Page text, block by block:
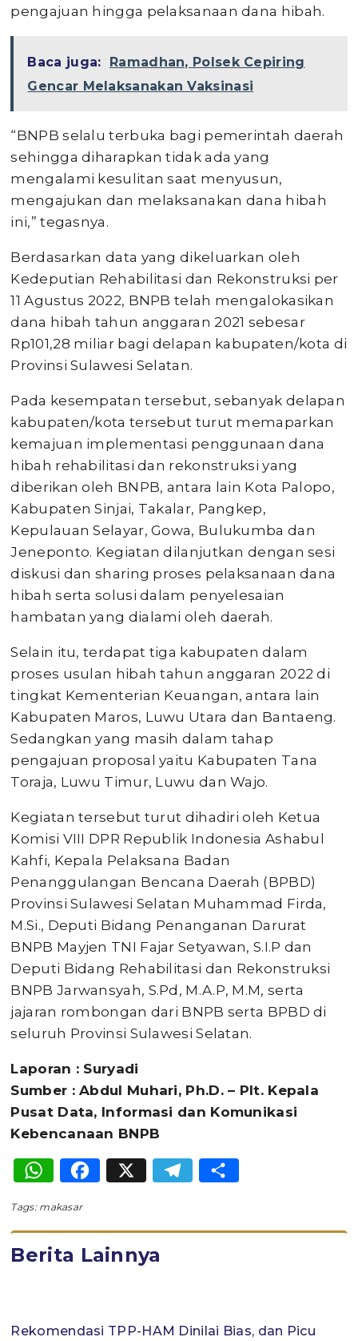
pengajuan hingga pelaksanaan dana hibah.
Baca juga:
Ramadhan, Polsek Cepiring
Gencar Melaksanakan Vaksinasi
“BNPB selalu terbuka bagi pemerintah daerah
sehingga diharapkan tidak ada yang
mengalami kesulitan saat menyusun,
mengajukan dan melaksanakan dana hibah
ini,” tegasnya.
Berdasarkan data yang dikeluarkan oleh
Kedeputian Rehabilitasi dan Rekonstruksi per
11 Agustus 2022, BNPB telah mengalokasikan
dana hibah tahun anggaran 2021 sebesar
Rp101,28 miliar bagi delapan kabupaten/kota di
Provinsi Sulawesi Selatan.
Pada kesempatan tersebut, sebanyak delapan
kabupaten/kota tersebut turut memaparkan
kemajuan implementasi penggunaan dana
hibah rehabilitasi dan rekonstruksi yang
diberikan oleh BNPB, antara lain Kota Palopo,
Kabupaten Sinjai, Takalar, Pangkep,
Kepulauan Selayar, Gowa, Bulukumba dan
Jeneponto. Kegiatan dilanjutkan dengan sesi
diskusi dan sharing proses pelaksanaan dana
hibah serta solusi dalam penyelesaian
hambatan yang dialami oleh daerah.
Selain itu, terdapat tiga kabupaten dalam
proses usulan hibah tahun anggaran 2022 di
tingkat Kementerian Keuangan, antara lain
Kabupaten Maros, Luwu Utara dan Bantaeng.
Sedangkan yang masih dalam tahap
pengajuan proposal yaitu Kabupaten Tana
Toraja, Luwu Timur, Luwu dan Wajo.
Kegiatan tersebut turut dihadiri oleh Ketua
Komisi VIII DPR Republik Indonesia Ashabul
Kahfi, Kepala Pelaksana Badan
Penanggulangan Bencana Daerah (BPBD)
Provinsi Sulawesi Selatan Muhammad Firda,
M.Si., Deputi Bidang Penanganan Darurat
BNPB Mayjen TNI Fajar Setyawan, S.I.P dan
Deputi Bidang Rehabilitasi dan Rekonstruksi
BNPB Jarwansyah, S.Pd, M.A.P, M.M, serta
jajaran rombongan dari BNPB serta BPBD di
seluruh Provinsi Sulawesi Selatan.
Laporan : Suryadi
Sumber : Abdul Muhari, Ph.D. – Plt. Kepala
Pusat Data, Informasi dan Komunikasi
Kebencanaan BNPB
WhatsApp
Facebook
X Telegram
Tags: makasar
Berita Lainnya
Rekomendasi TPP-HAM Dinilai Bias, dan Picu